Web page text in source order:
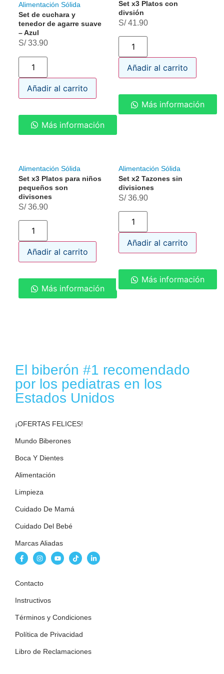
Alimentación Sólida
Set de cuchara y
tenedor de agarre suave
– Azul
S/33.90
Añadir al carrito
Más información
Set x3 Platos con
divsión
S/41.90
Añadir al carrito
Más información
Alimentación Sólida
Set x3 Platos para niños
pequeños son
divisones
S/36.90
Añadir al carrito
Más información
Alimentación Sólida
Set x2 Tazones sin
divisiones
S/36.90
Añadir al carrito
Más información
El biberón #1 recomendado
por los pediatras en los
Estados Unidos
¡OFERTAS FELICES!
Mundo Biberones
Boca Y Dientes
Alimentación
Limpieza
Cuidado De Mamá
Cuidado Del Bebé
Marcas Aliadas
Contacto
Instructivos
Términos y Condiciones
Política de Privacidad
Libro de Reclamaciones